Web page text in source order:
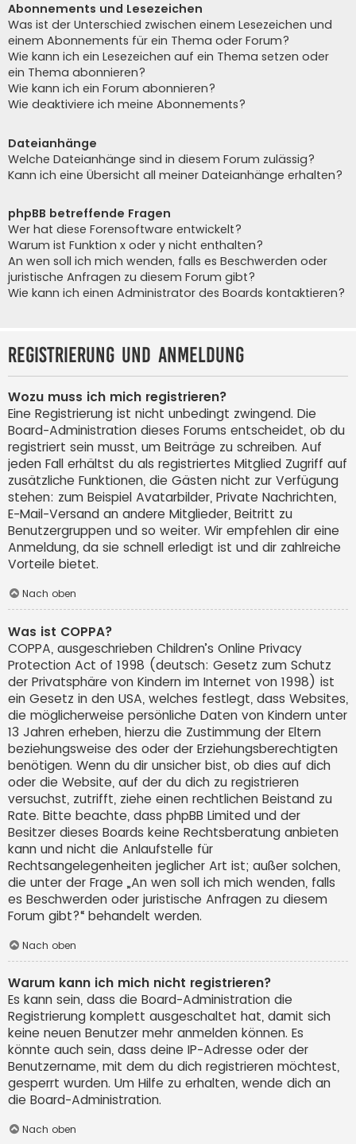
Abonnements und Lesezeichen
Was ist der Unterschied zwischen einem Lesezeichen und
einem Abonnements für ein Thema oder Forum?
Wie kann ich ein Lesezeichen auf ein Thema setzen oder
ein Thema abonnieren?
Wie kann ich ein Forum abonnieren?
Wie deaktiviere ich meine Abonnements?
Dateianhänge
Welche Dateianhänge sind in diesem Forum zulässig?
Kann ich eine Übersicht all meiner Dateianhänge erhalten?
phpBB betreffende Fragen
Wer hat diese Forensoftware entwickelt?
Warum ist Funktion x oder y nicht enthalten?
An wen soll ich mich wenden, falls es Beschwerden oder
juristische Anfragen zu diesem Forum gibt?
Wie kann ich einen Administrator des Boards kontaktieren?
Registrierung und Anmeldung
Wozu muss ich mich registrieren?
Eine Registrierung ist nicht unbedingt zwingend. Die
Board-Administration dieses Forums entscheidet, ob du
registriert sein musst, um Beiträge zu schreiben. Auf
jeden Fall erhältst du als registriertes Mitglied Zugriff auf
zusätzliche Funktionen, die Gästen nicht zur Verfügung
stehen: zum Beispiel Avatarbilder, Private Nachrichten,
E-Mail-Versand an andere Mitglieder, Beitritt zu
Benutzergruppen und so weiter. Wir empfehlen dir eine
Anmeldung, da sie schnell erledigt ist und dir zahlreiche
Vorteile bietet.
Nach oben
Was ist COPPA?
COPPA, ausgeschrieben Children’s Online Privacy
Protection Act of 1998 (deutsch: Gesetz zum Schutz
der Privatsphäre von Kindern im Internet von 1998) ist
ein Gesetz in den USA, welches festlegt, dass Websites,
die möglicherweise persönliche Daten von Kindern unter
13 Jahren erheben, hierzu die Zustimmung der Eltern
beziehungsweise des oder der Erziehungsberechtigten
benötigen. Wenn du dir unsicher bist, ob dies auf dich
oder die Website, auf der du dich zu registrieren
versuchst, zutrifft, ziehe einen rechtlichen Beistand zu
Rate. Bitte beachte, dass phpBB Limited und der
Besitzer dieses Boards keine Rechtsberatung anbieten
kann und nicht die Anlaufstelle für
Rechtsangelegenheiten jeglicher Art ist; außer solchen,
die unter der Frage „An wen soll ich mich wenden, falls
es Beschwerden oder juristische Anfragen zu diesem
Forum gibt?“ behandelt werden.
Nach oben
Warum kann ich mich nicht registrieren?
Es kann sein, dass die Board-Administration die
Registrierung komplett ausgeschaltet hat, damit sich
keine neuen Benutzer mehr anmelden können. Es
könnte auch sein, dass deine IP-Adresse oder der
Benutzername, mit dem du dich registrieren möchtest,
gesperrt wurden. Um Hilfe zu erhalten, wende dich an
die Board-Administration.
Nach oben